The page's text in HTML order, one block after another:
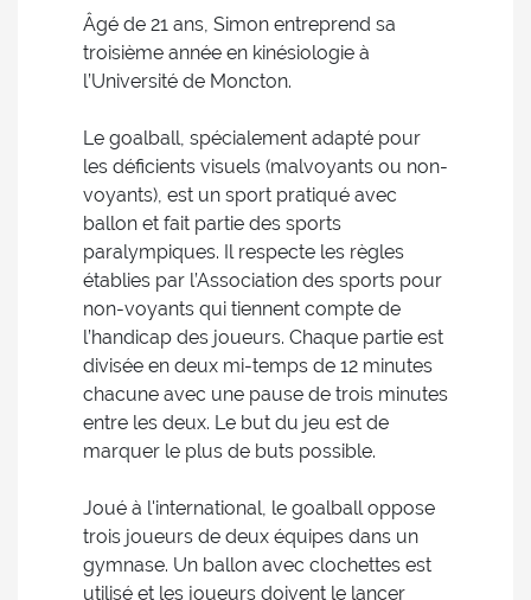
Âgé de 21 ans, Simon entreprend sa
troisième année en kinésiologie à
l’Université de Moncton.
Le goalball, spécialement adapté pour
les déficients visuels (malvoyants ou non-
voyants), est un sport pratiqué avec
ballon et fait partie des sports
paralympiques. Il respecte les règles
établies par l’Association des sports pour
non-voyants qui tiennent compte de
l’handicap des joueurs. Chaque partie est
divisée en deux mi-temps de 12 minutes
chacune avec une pause de trois minutes
entre les deux. Le but du jeu est de
marquer le plus de buts possible.
Joué à l'international, le goalball oppose
trois joueurs de deux équipes dans un
gymnase. Un ballon avec clochettes est
utilisé et les joueurs doivent le lancer